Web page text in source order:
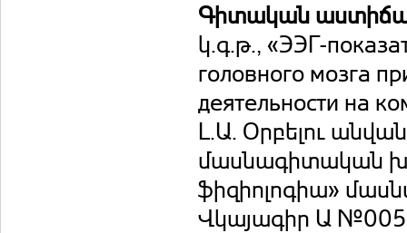
Գիտական
կ.գ.թ., «ЭЭГ-
головного мозга
деятельности на
Լ.Ա. Օրբելու
մասնագիտական
ֆիզիոլոգիա»
Վկայագիր Ա